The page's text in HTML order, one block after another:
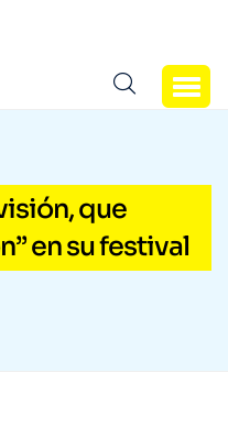
que
en su festival